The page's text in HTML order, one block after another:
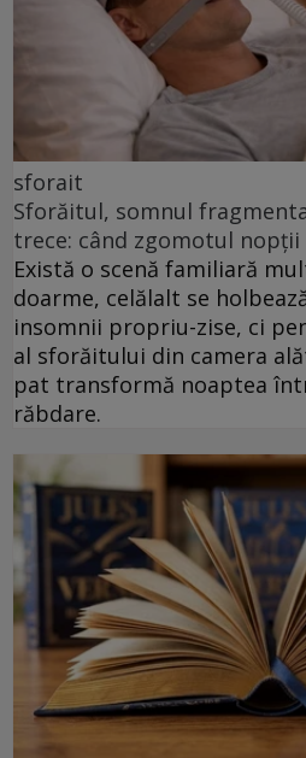
sforait
Sforăitul, somnul
trece: când zgomotul nopții
Există o scenă familiară
doarme, celălalt se
insomnii propriu-zise, ci
al sforăitului din camera
pat transformă noaptea
răbdare.